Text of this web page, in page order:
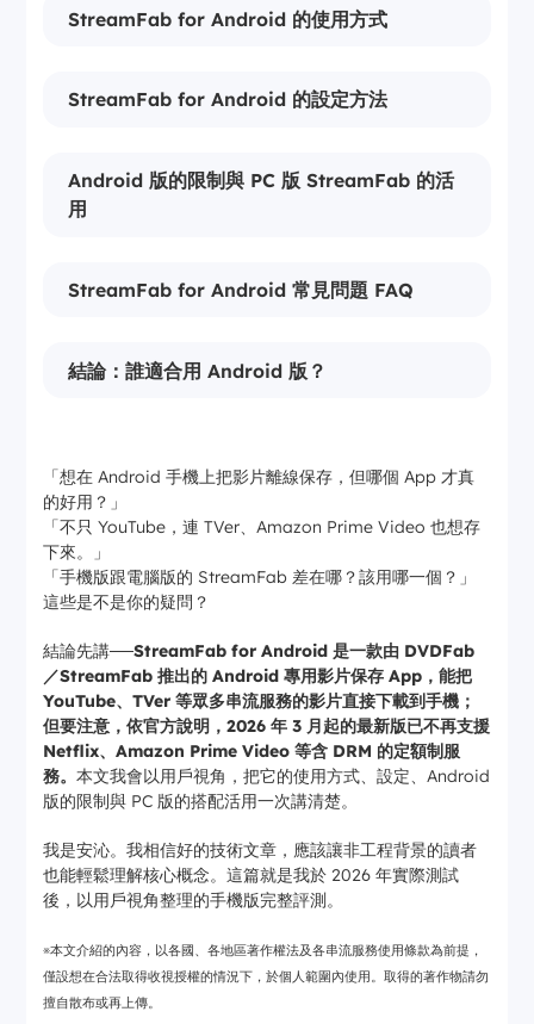
StreamFab for Android 的使用方式
StreamFab for Android 的設定方法
Android 版的限制與 PC 版 StreamFab 的活
用
StreamFab for Android 常見問題 FAQ
結論：誰適合用 Android 版？
「想在 Android 手機上把影片離線保存，但哪個 App 才真
的好用？」
「不只 YouTube，連 TVer、Amazon Prime Video 也想存
下來。」
「手機版跟電腦版的 StreamFab 差在哪？該用哪一個？」
這些是不是你的疑問？
結論先講──StreamFab for Android 是一款由 DVDFab
／StreamFab 推出的 Android 專用影片保存 App，能把
YouTube、TVer 等眾多串流服務的影片直接下載到手機；
但要注意，依官方說明，2026 年 3 月起的最新版已不再支援
Netflix、Amazon Prime Video 等含 DRM 的定額制服
務。本文我會以用戶視角，把它的使用方式、設定、Android
版的限制與 PC 版的搭配活用一次講清楚。
我是安沁。我相信好的技術文章，應該讓非工程背景的讀者
也能輕鬆理解核心概念。這篇就是我於 2026 年實際測試
後，以用戶視角整理的手機版完整評測。
※本文介紹的內容，以各國、各地區著作權法及各串流服務使用條款為前提，
僅設想在合法取得收視授權的情況下，於個人範圍內使用。取得的著作物請勿
擅自散布或再上傳。